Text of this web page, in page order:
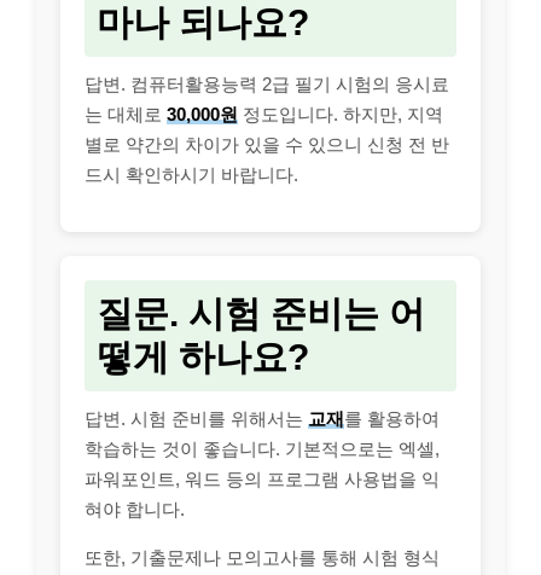
마나 되나요?
답변. 컴퓨터활용능력 2급 필기 시험의 응시료
는 대체로 30,000원 정도입니다. 하지만, 지역
별로 약간의 차이가 있을 수 있으니 신청 전 반
드시 확인하시기 바랍니다.
질문. 시험 준비는 어
떻게 하나요?
답변. 시험 준비를 위해서는 교재를 활용하여
학습하는 것이 좋습니다. 기본적으로는 엑셀,
파워포인트, 워드 등의 프로그램 사용법을 익
혀야 합니다.
또한, 기출문제나 모의고사를 통해 시험 형식